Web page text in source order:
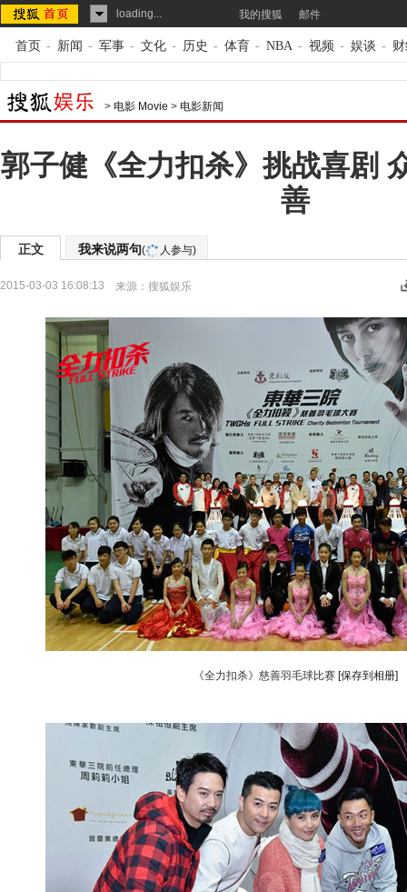
loading... 我的搜狐 邮件
首页 - 新闻 - 军事 - 文化 - 历史 - 体育 - NBA - 视频 - 娱谈 -
> 电影 Movie > 电影新闻
郭子健《全力扣杀》挑战喜剧
善
正文 我来说两句( 人参与)
2015-03-03 16:08:13 来源： 搜狐娱乐
《全力扣杀》慈善羽毛球比赛 [保存到相册]